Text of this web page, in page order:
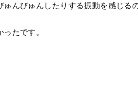
ゅんびゅんしたりする振動を感じる
ったです。